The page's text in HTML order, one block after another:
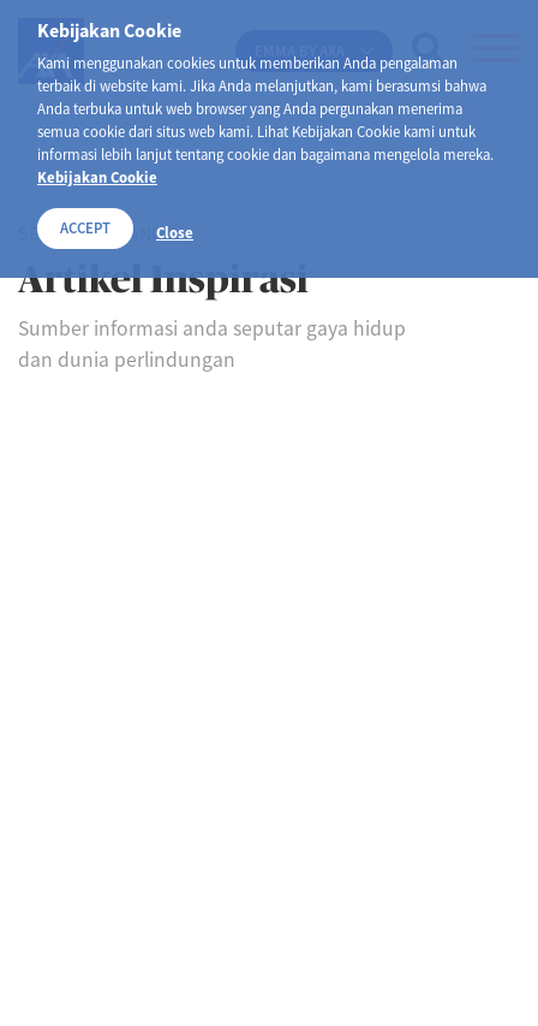
Kebijakan Cookie
Kami menggunakan cookies untuk memberikan Anda pengalaman
terbaik di website kami. Jika Anda melanjutkan, kami berasumsi bahwa
Anda terbuka untuk web browser yang Anda pergunakan menerima
semua cookie dari situs web kami. Lihat Kebijakan Cookie kami untuk
informasi lebih lanjut tentang cookie dan bagaimana mengelola mereka.
Kebijakan Cookie
ACCEPT Close
SELAMAT DATANG DI
Artikel Inspirasi
Sumber informasi anda seputar gaya hidup
dan dunia perlindungan